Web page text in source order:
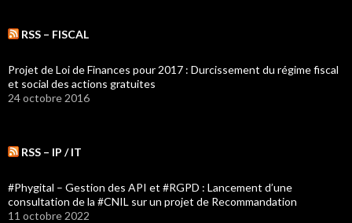
RSS – FISCAL
Projet de Loi de Finances pour 2017 : Durcissement du régime fiscal
et social des actions gratuites
24 octobre 2016
RSS – IP / IT
#Phygital – Gestion des API et #RGPD : Lancement d’une
consultation de la #CNIL sur un projet de Recommandation
11 octobre 2022